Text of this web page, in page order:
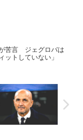
苦言 ジェグロバは
ットしていない」